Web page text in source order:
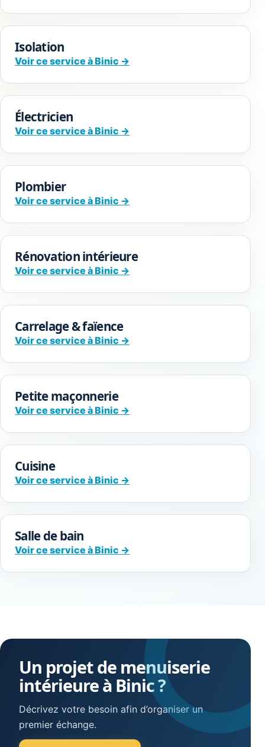
Isolation
Voir ce service à Binic →
Électricien
Voir ce service à Binic →
Plombier
Voir ce service à Binic →
Rénovation intérieure
Voir ce service à Binic →
Carrelage & faïence
Voir ce service à Binic →
Petite maçonnerie
Voir ce service à Binic →
Cuisine
Voir ce service à Binic →
Salle de bain
Voir ce service à Binic →
Un projet de menuiserie
intérieure à Binic ?
Décrivez votre besoin afin d’organiser un
premier échange.